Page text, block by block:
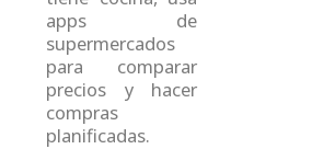
apps de
supermercados
para comparar
precios y hacer
compras
planificadas.